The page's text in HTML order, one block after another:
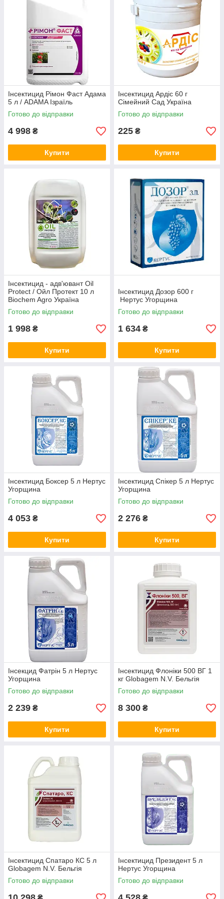
Інсектицид Рімон Фаст Адама
5 л / ADAMA Ізраїль
Готово до відправки
4 998 ₴
Купити
Інсектицид Ардіс 60 г
Сімейний Сад Україна
Готово до відправки
225 ₴
Купити
Інсектицид - адв'ювант Oil
Protect / Ойл Протект 10 л
Biochem Agro Україна
Готово до відправки
1 998 ₴
Купити
Інсектицид Дозор 600 г
Нертус Угорщина
Готово до відправки
1 634 ₴
Купити
Iнсектицид Боксер 5 л Нертус
Угорщина
Готово до відправки
4 053 ₴
Купити
Інсектицид Спікер 5 л Нертус
Угорщина
Готово до відправки
2 276 ₴
Купити
Інсекцид Фатрін 5 л Нертус
Угорщина
Готово до відправки
2 239 ₴
Купити
Інсектицид Флоніки 500 ВГ 1
кг Globagem N.V. Бельгія
Готово до відправки
8 300 ₴
Купити
Інсектицид Спатаро КС 5 л
Globagem N.V. Бельгія
Готово до відправки
Інсектицид Президент 5 л
Нертус Угорщина
Готово до відправки